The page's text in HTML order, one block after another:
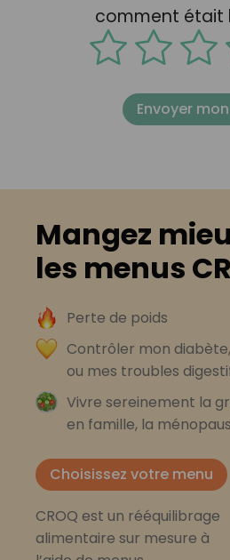
comment était
Envoyer
Mangez
les menus
Perte de poids
Contrôler mon
ou mes troubles
Vivre sereinement la
en famille, la
Choisissez votre menu
CROQ est un rééquilibrage
alimentaire sur mesure à